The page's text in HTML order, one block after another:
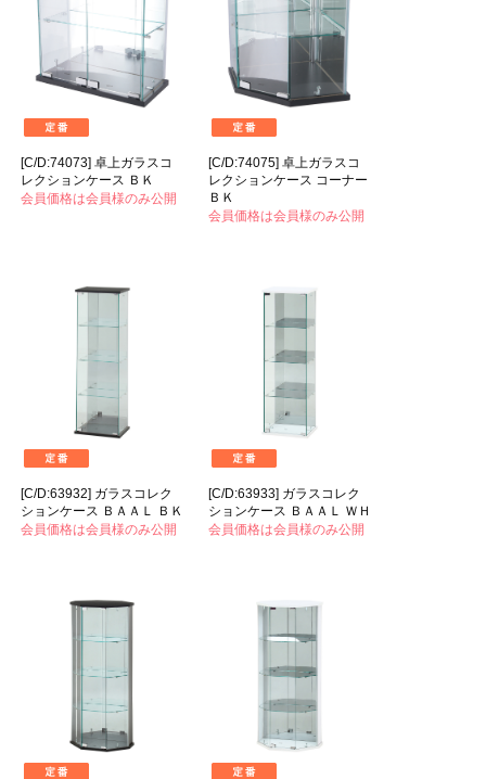
[C/D:74073] 卓上ガラスコ
レクションケース ＢＫ
会員価格は会員様のみ公開
[C/D:74075] 卓上ガラスコ
レクションケース コーナー
ＢＫ
会員価格は会員様のみ公開
[C/D:63932] ガラスコレク
ションケース ＢＡＡＬ ＢＫ
会員価格は会員様のみ公開
[C/D:63933] ガラスコレク
ションケース ＢＡＡＬ ＷＨ
会員価格は会員様のみ公開